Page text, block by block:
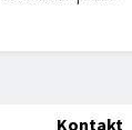
Kontakt